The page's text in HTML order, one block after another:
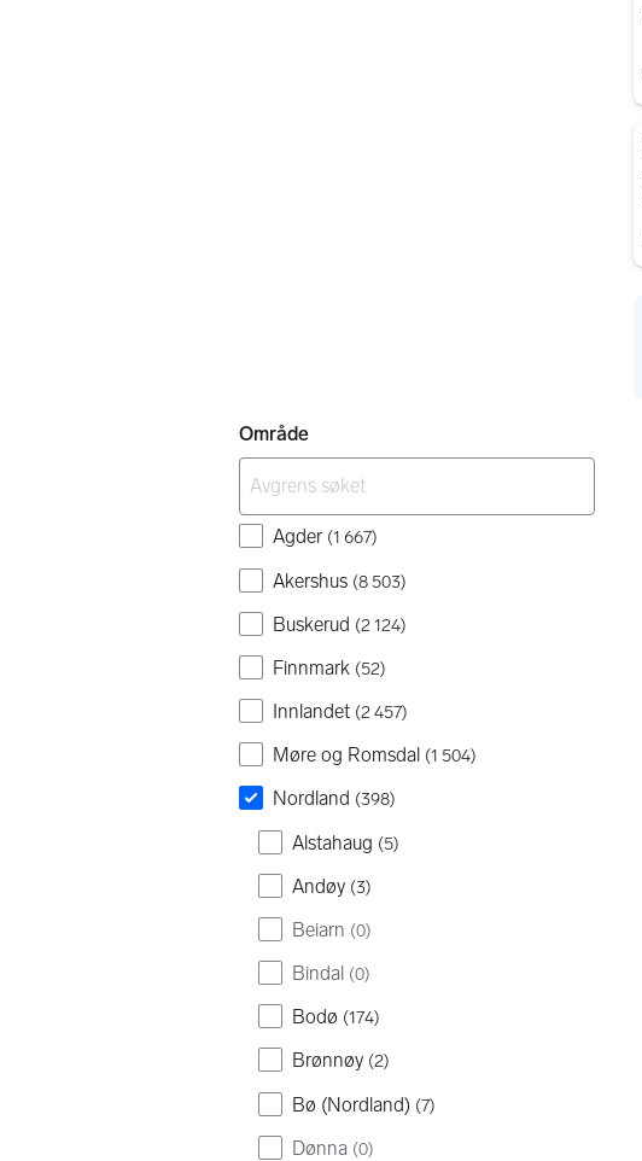
Område
Agder (1 667)
Akershus (8 503)
Buskerud (2 124)
Finnmark (52)
Innlandet (2 457)
Møre og Romsdal (1 504)
Nordland (398)
Alstahaug (5)
Andøy (3)
Beiarn (0)
Bindal (0)
Bodø (174)
Brønnøy (2)
Bø (Nordland) (7)
Dønna (0)